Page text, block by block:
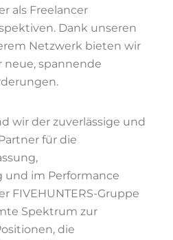
als Freelancer
Dank unseren
Netzwerk bieten wir
spannende
wir der zuverlässige und
für die
und im Performance
FIVEHUNTERS-Gruppe
Spektrum zur
die